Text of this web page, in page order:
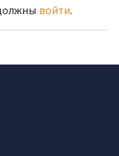
войти.